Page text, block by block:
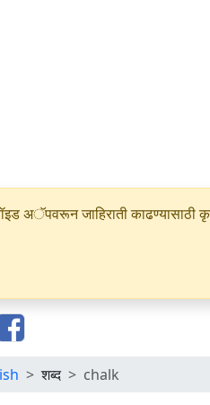
अॅपवरून जाहिराती काढण्यासाठी
शब्द chalk